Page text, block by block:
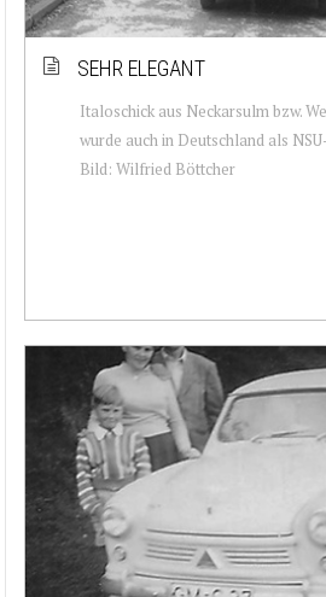
SEHR ELEGANT
Italoschick aus Neckarsulm bzw.
wurde auch in Deutschland als
Bild: Wilfried Böttcher